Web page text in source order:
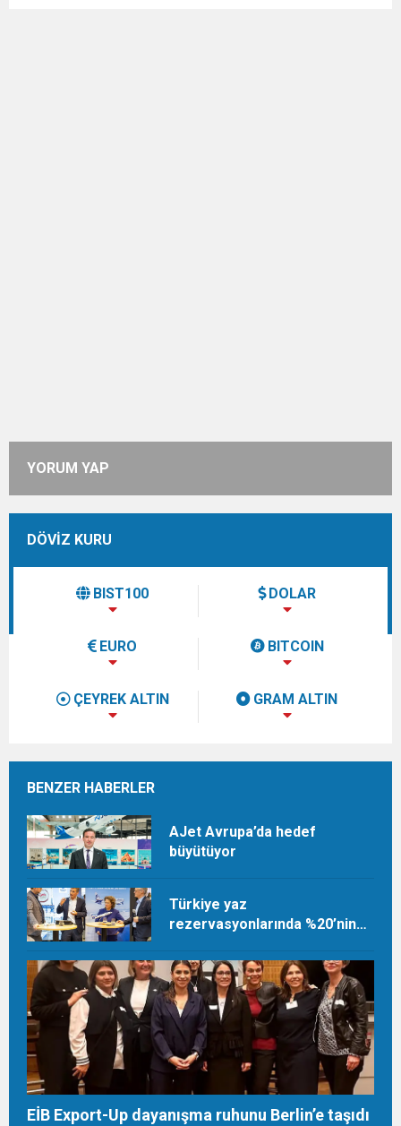
YORUM YAP
DÖVİZ KURU
BIST100 DOLAR
EURO BITCOIN
ÇEYREK ALTIN GRAM ALTIN
BENZER HABERLER
AJet Avrupa’da hedef
büyütüyor
Türkiye yaz
rezervasyonlarında %20’nin
EİB Export-Up dayanışma ruhunu Berlin’e taşıdı